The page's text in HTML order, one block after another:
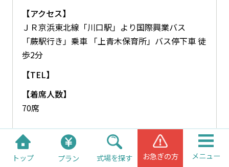
【アクセス】
ＪＲ京浜東北線「川口駅」より国際興業バス
「蕨駅行き」乗車 「上青木保育所」バス停下車 徒
歩2分
【TEL】
【着席人数】
70席
隨泉寺会館
トップ プラン 式場を探す お急ぎの方 メニュー